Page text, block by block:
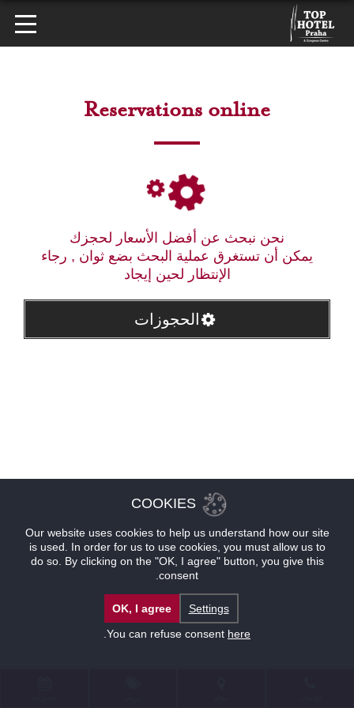
Reservations online
نحن نبحث عن أفضل الأسعار لحجزك
يمكن أن تستغرق عملية البحث بضع ثوان , رجاء
الإنتظار لحين إيجاد
الحجوزات
COOKIES
Our website uses cookies to help us understand how our site
is used. In order for us to use cookies, you must allow us to
do so. By clicking on the "OK, I agree" button, you give this
consent.
Settings
OK, I agree
You can refuse consent here
.